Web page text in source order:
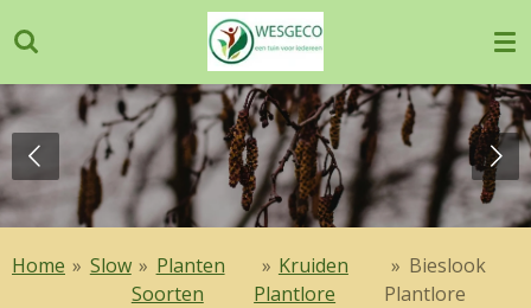
direct
naar
de
hoofdinhoud
Home » Slow » Planten
Soorten
» Kruiden
Plantlore
» Bieslook
Plantlore